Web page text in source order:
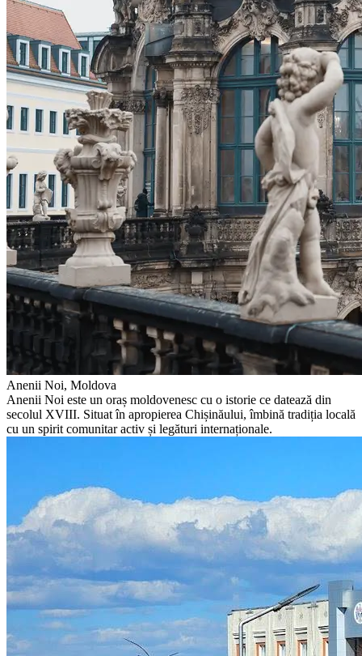
Anenii Noi, Moldova
Anenii Noi este un oraș moldovenesc cu o istorie ce datează din
secolul XVIII. Situat în apropierea Chișinăului, îmbină tradiția locală
cu un spirit comunitar activ și legături internaționale.